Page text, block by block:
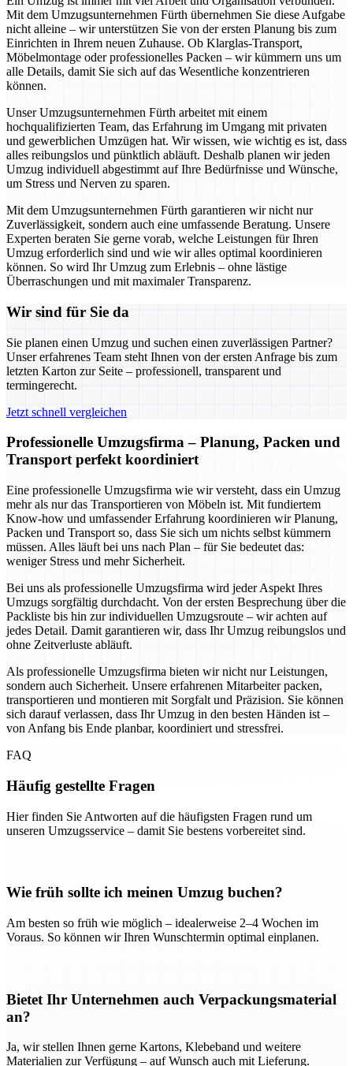
Mit dem Umzugsunternehmen Fürth übernehmen Sie diese Aufgabe
nicht alleine – wir unterstützen Sie von der ersten Planung bis zum
Einrichten in Ihrem neuen Zuhause. Ob Klarglas-Transport,
Möbelmontage oder professionelles Packen – wir kümmern uns um
alle Details, damit Sie sich auf das Wesentliche konzentrieren
können.
Unser Umzugsunternehmen Fürth arbeitet mit einem
hochqualifizierten Team, das Erfahrung im Umgang mit privaten
und gewerblichen Umzügen hat. Wir wissen, wie wichtig es ist, dass
alles reibungslos und pünktlich abläuft. Deshalb planen wir jeden
Umzug individuell abgestimmt auf Ihre Bedürfnisse und Wünsche,
um Stress und Nerven zu sparen.
Mit dem Umzugsunternehmen Fürth garantieren wir nicht nur
Zuverlässigkeit, sondern auch eine umfassende Beratung. Unsere
Experten beraten Sie gerne vorab, welche Leistungen für Ihren
Umzug erforderlich sind und wie wir alles optimal koordinieren
können. So wird Ihr Umzug zum Erlebnis – ohne lästige
Überraschungen und mit maximaler Transparenz.
Wir sind für Sie da
Sie planen einen Umzug und suchen einen zuverlässigen Partner?
Unser erfahrenes Team steht Ihnen von der ersten Anfrage bis zum
letzten Karton zur Seite – professionell, transparent und
termingerecht.
Jetzt schnell vergleichen
Professionelle Umzugsfirma – Planung, Packen und
Transport perfekt koordiniert
Eine professionelle Umzugsfirma wie wir versteht, dass ein Umzug
mehr als nur das Transportieren von Möbeln ist. Mit fundiertem
Know-how und umfassender Erfahrung koordinieren wir Planung,
Packen und Transport so, dass Sie sich um nichts selbst kümmern
müssen. Alles läuft bei uns nach Plan – für Sie bedeutet das:
weniger Stress und mehr Sicherheit.
Bei uns als professionelle Umzugsfirma wird jeder Aspekt Ihres
Umzugs sorgfältig durchdacht. Von der ersten Besprechung über die
Packliste bis hin zur individuellen Umzugsroute – wir achten auf
jedes Detail. Damit garantieren wir, dass Ihr Umzug reibungslos und
ohne Zeitverluste abläuft.
Als professionelle Umzugsfirma bieten wir nicht nur Leistungen,
sondern auch Sicherheit. Unsere erfahrenen Mitarbeiter packen,
transportieren und montieren mit Sorgfalt und Präzision. Sie können
sich darauf verlassen, dass Ihr Umzug in den besten Händen ist –
von Anfang bis Ende planbar, koordiniert und stressfrei.
FAQ
Häufig gestellte Fragen
Hier finden Sie Antworten auf die häufigsten Fragen rund um
unseren Umzugsservice – damit Sie bestens vorbereitet sind.
Wie früh sollte ich meinen Umzug buchen?
Am besten so früh wie möglich – idealerweise 2–4 Wochen im
Voraus. So können wir Ihren Wunschtermin optimal einplanen.
Bietet Ihr Unternehmen auch Verpackungsmaterial
an?
Ja, wir stellen Ihnen gerne Kartons, Klebeband und weitere
Materialien zur Verfügung – auf Wunsch auch mit Lieferung.